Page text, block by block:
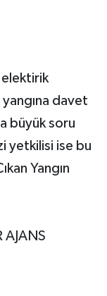
elektirik
yangına davet
büyük soru
yetkilisi ise bu
Yangın